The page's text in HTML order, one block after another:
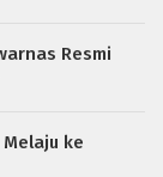
Resmi
ke